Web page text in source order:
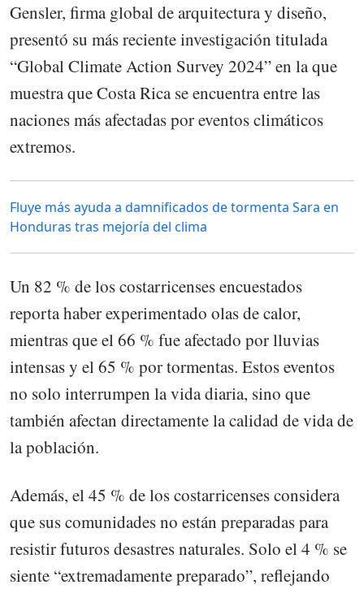
Gensler, firma global de arquitectura y diseño,
presentó su más reciente investigación titulada
“Global Climate Action Survey 2024” en la que
muestra que Costa Rica se encuentra entre las
naciones más afectadas por eventos climáticos
extremos.
Fluye más ayuda a damnificados de tormenta Sara en
Honduras tras mejoría del clima
Un 82 % de los costarricenses encuestados
reporta haber experimentado olas de calor,
mientras que el 66 % fue afectado por lluvias
intensas y el 65 % por tormentas. Estos eventos
no solo interrumpen la vida diaria, sino que
también afectan directamente la calidad de vida de
la población.
Además, el 45 % de los costarricenses considera
que sus comunidades no están preparadas para
resistir futuros desastres naturales. Solo el 4 % se
siente “extremadamente preparado”, reflejando